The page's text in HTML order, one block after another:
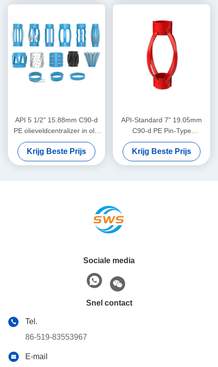
centralisator in olie- en
API 5 1/2" 15.88mm C90-d
PE olieveldcentralizer in olie
en gas
Krijg Beste Prijs
API-Standard 7" 19.05mm
C90-d PE Pin-Type
Centralizer voor het
Beperken van Casing
Centralizer Verplaatsing in
Krijg Beste Prijs
Sociale media
Snel contact
Tel.
86-519-83553967
E-mail